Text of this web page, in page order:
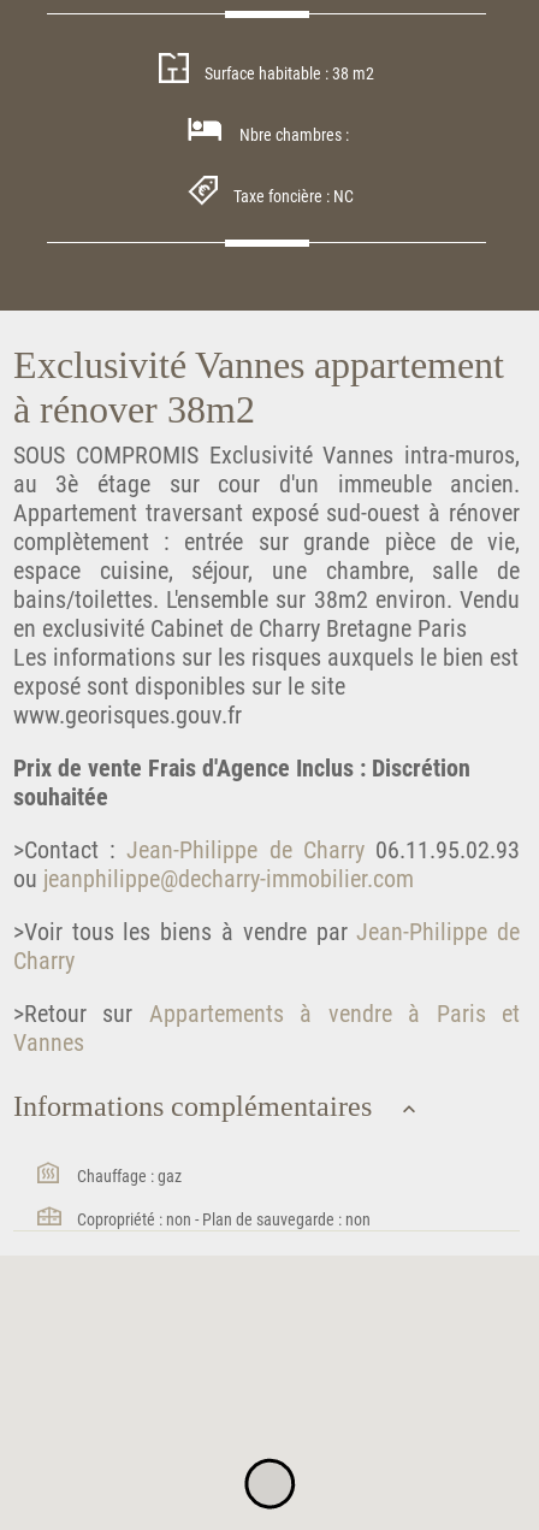
Surface habitable : 38 m2
Nbre chambres :
Taxe foncière : NC
Exclusivité Vannes appartement
à rénover 38m2
SOUS COMPROMIS Exclusivité Vannes intra-muros,
au 3è étage sur cour d'un immeuble ancien.
Appartement traversant exposé sud-ouest à rénover
complètement : entrée sur grande pièce de vie,
espace cuisine, séjour, une chambre, salle de
bains/toilettes. L'ensemble sur 38m2 environ. Vendu
en exclusivité Cabinet de Charry Bretagne Paris
Les informations sur les risques auxquels le bien est
exposé sont disponibles sur le site
www.georisques.gouv.fr
Prix de vente Frais d'Agence Inclus : Discrétion
souhaitée
>Contact : Jean-Philippe de Charry06.11.95.02.93
ou jeanphilippe@decharry-immobilier.com
>Voir tous les biens à vendre parJean-Philippe de
Charry
>Retour sur Appartements à vendre à Paris et
Vannes
Informations complémentaires
Chauffage : gaz
Copropriété : non - Plan de sauvegarde : non